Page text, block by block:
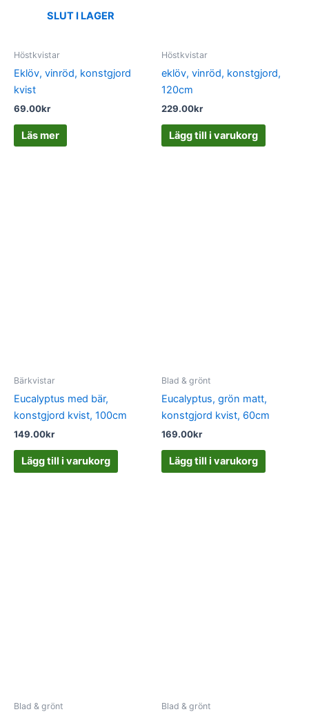
SLUT I LAGER
Höstkvistar
Eklöv, vinröd, konstgjord
kvist
69.00kr
Läs mer
Höstkvistar
eklöv, vinröd, konstgjord,
120cm
229.00kr
Lägg till i varukorg
Bärkvistar
Eucalyptus med bär,
konstgjord kvist, 100cm
149.00kr
Lägg till i varukorg
Blad & grönt
Eucalyptus, grön matt,
konstgjord kvist, 60cm
169.00kr
Lägg till i varukorg
Blad & grönt Blad & grönt